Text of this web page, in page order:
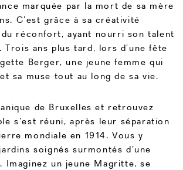
marquée par la mort de sa mère
C’est grâce à sa créativité
réconfort, ayant nourri son talent
ans plus tard, lors d’une fête
Berger, une jeune femme qui
sa muse tout au long de sa vie.
de Bruxelles et retrouvez
s’est réuni, après leur séparation
mondiale en 1914. Vous y
soignés surmontés d’une
Imaginez un jeune Magritte, se